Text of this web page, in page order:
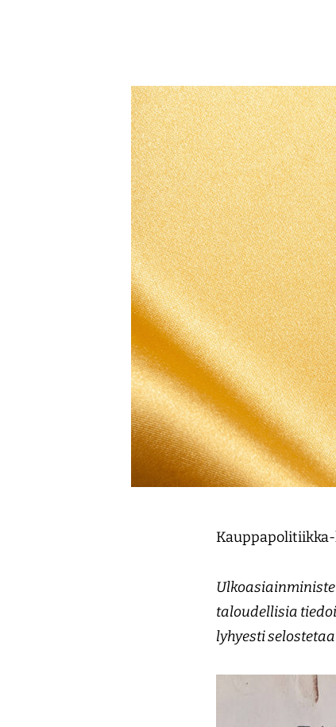
taloudellisia
lyhyesti